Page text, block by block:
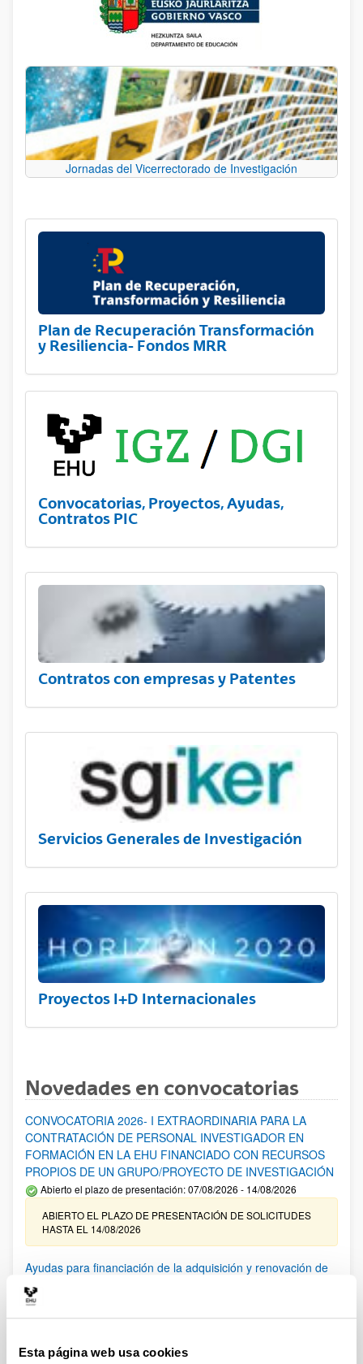
Esta página web usa cookies
Jornadas del Vicerrectorado de Investigación
Plan de Recuperación Transformación
y Resiliencia- Fondos MRR
Convocatorias, Proyectos, Ayudas,
Contratos PIC
Contratos con empresas y Patentes
Servicios Generales de Investigación
Proyectos I+D Internacionales
Novedades en convocatorias
CONVOCATORIA 2026- I EXTRAORDINARIA PARA LA
CONTRATACIÓN DE PERSONAL INVESTIGADOR EN
FORMACIÓN EN LA EHU FINANCIADO CON RECURSOS
PROPIOS DE UN GRUPO/PROYECTO DE INVESTIGACIÓN
Abierto el plazo de presentación: 07/08/2026 - 14/08/2026
ABIERTO EL PLAZO DE PRESENTACIÓN DE SOLICITUDES
HASTA EL 14/08/2026
Ayudas para financiación de la adquisición y renovación de
infraestructura científica y fondos bibliográficos en la
UPV/EHU 2026
Trámite abierto
25/03/2026: Corrección de errores del listado provisional de
solicitudes admitidas y excluidas. 23/03/2026: Relación